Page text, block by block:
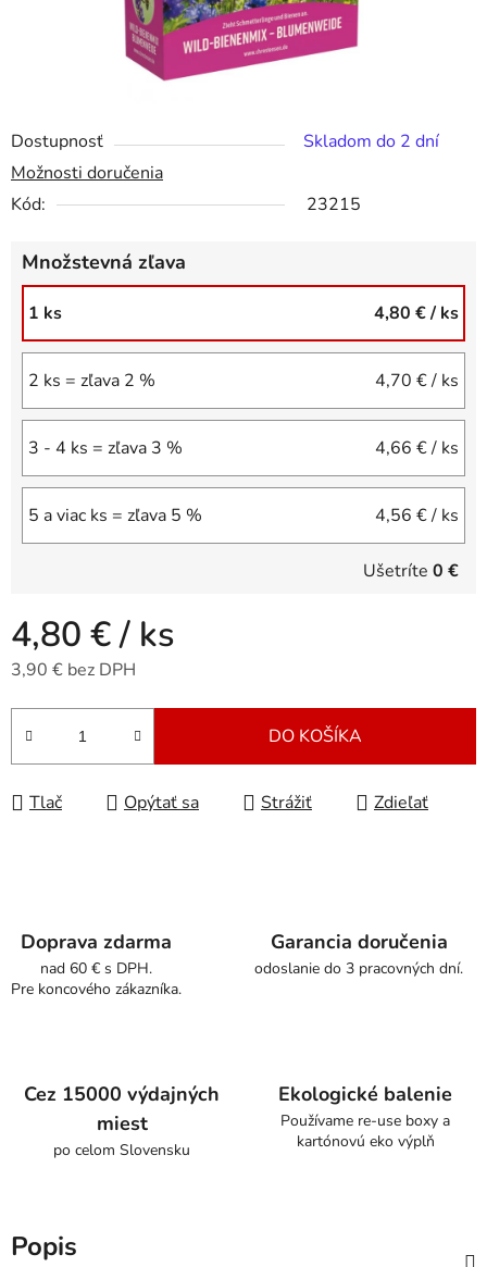
Dostupnosť
Skladom do 2 dní
Možnosti doručenia
Kód:
23215
Množstevná zľava
1 ks 4,80 €/ ks
2 ks = zľava 2 % 4,70 €/ ks
3 - 4 ks = zľava 3 % 4,66 €/ ks
5 a viac ks = zľava 5 % 4,56 €/ ks
Ušetríte 0 €
4,80 €/ ks
3,90 € bez DPH
Jednotková cena:
DO KOŠÍKA
Tlač Opýtať sa Strážiť Zdieľať
Doprava zdarma
nad 60 € s DPH.
Pre koncového zákazníka.
Garancia doručenia
odoslanie do 3 pracovných dní.
Cez 15000 výdajných
miest
po celom Slovensku
Ekologické balenie
Používame re-use boxy a
kartónovú eko výplň
Popis